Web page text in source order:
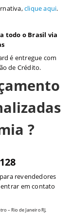
clique aqui.
todo o Brasil via
é entregue com
de Crédito.
?
revendedores
em contato
– Rio de Janeiro RJ,